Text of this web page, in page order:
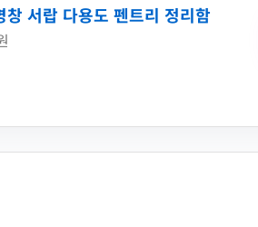
창 서랍 다용도 펜트리 정리함